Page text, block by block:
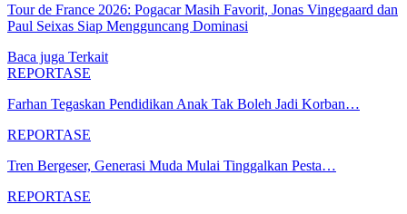
Tour de France 2026: Pogacar Masih Favorit, Jonas Vingegaard dan
Paul Seixas Siap Mengguncang Dominasi
Baca juga Terkait
REPORTASE
Farhan Tegaskan Pendidikan Anak Tak Boleh Jadi Korban…
REPORTASE
Tren Bergeser, Generasi Muda Mulai Tinggalkan Pesta…
REPORTASE